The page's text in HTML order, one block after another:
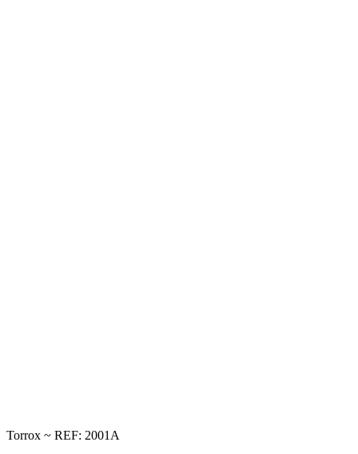
Torrox ~ REF: 2001A